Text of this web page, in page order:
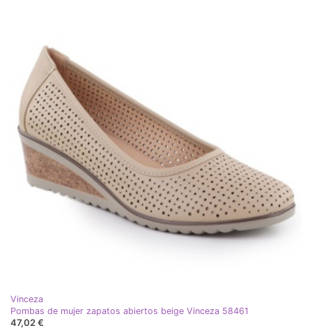
Vinceza
Pombas de mujer zapatos abiertos beige Vinceza 58461
47,02 €